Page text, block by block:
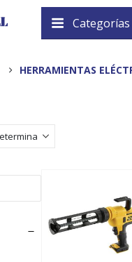
Categorías
HERRAMIENTAS